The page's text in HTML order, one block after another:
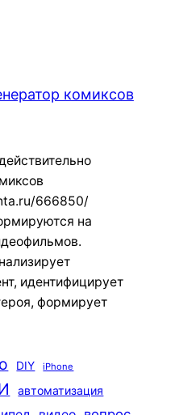
комиксов
666850/
на
идентифицирует
формирует
DIY iPhone
автоматизация